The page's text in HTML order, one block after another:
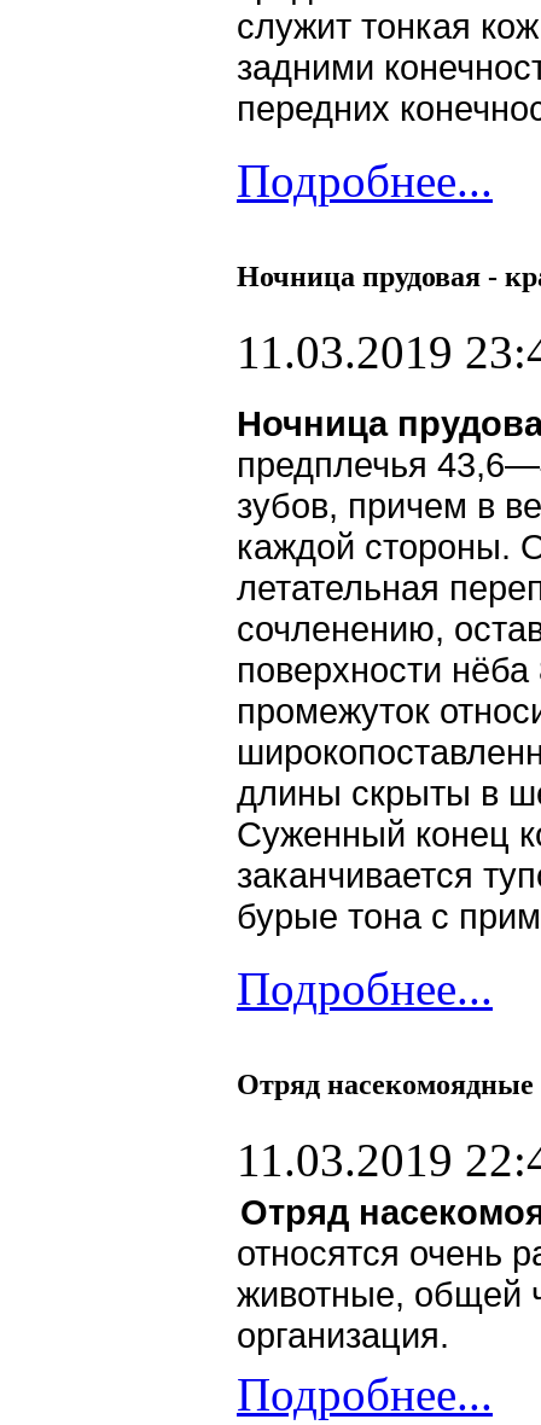
служит тонкая
задними
передних
Подробнее...
Ночница прудовая -
11.03.2019
Ночница
предплечья
зубов, причем в
каждой стороны.
летательная
сочленению,
поверхности
промежуток
длины скрыты в
Суженный конец
заканчивается
бурые тона с
Подробнее...
Отряд
11.03.2019
Отряд
относятся очень
животные, общей
организация.
Подробнее...